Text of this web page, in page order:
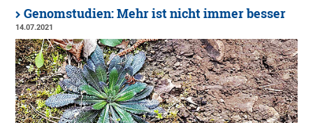
Genomstudien: Mehr ist nicht immer besser
14.07.2021